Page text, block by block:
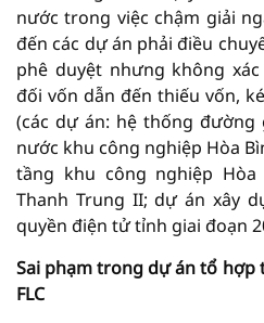
nước trong việc chậm giải
đến các dự án phải điều
phê duyệt nhưng không
đối vốn dẫn đến thiếu vốn,
(các dự án: hệ thống
nước khu công nghiệp Hòa
tầng khu công nghiệp
Thanh Trung II; dự án xây
quyền điện tử tỉnh giai đoạn
Sai phạm trong dự án tổ hợp
FLC